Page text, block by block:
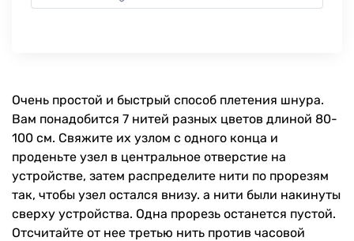
Очень простой и быстрый способ плетения шнура.
Вам понадобится 7 нитей разных цветов длиной 80-
100 см. Свяжите их узлом с одного конца и
проденьте узел в центральное отверстие на
устройстве, затем распределите нити по прорезям
так, чтобы узел остался внизу. а нити были накинуты
сверху устройства. Одна прорезь останется пустой.
Отсчитайте от нее третью нить против часовой